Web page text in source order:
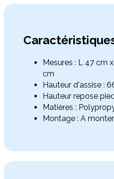
Mesures : L 47 cm
cm
Hauteur d'assise :
Hauteur repose
Matières :
Montage : A